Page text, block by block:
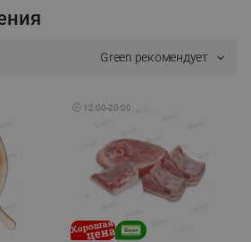
Green рекомендует
🕘 12:00-20:00